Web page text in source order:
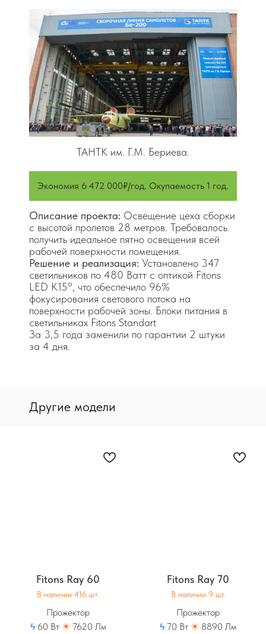
Программа "Свои люди" ............................. есть
Программа "Реновация Fitons" ................ есть
ТАНТК им. Г.М. Бериева.
Описание проекта: Освещение цеха сборки
с высотой пролетов 28 метров. Требовалось
получить идеальное пятно освещения всей
рабочей поверхности помещения.
Решение и реализация: Установлено 347
светильников по 480 Ватт с оптикой Fitons
LED K15°, что обеспечило 96%
фокусирования светового потока на
поверхности рабочей зоны. Блоки питания в
светильниках Fitons Standart
За 3,5 года заменили по гарантии 2 штуки
за 4 дня.
Экономия 6 472 000₽/год. Окупаемость 1 год.
Другие модели
Fitons Ray 60
В наличии 416 шт.
Прожектор
ϟ60 Вт ☀ 7620 Лм
Fitons Ray 70
В наличии 9 шт.
Прожектор
ϟ 70 Вт ☀ 8890 Лм